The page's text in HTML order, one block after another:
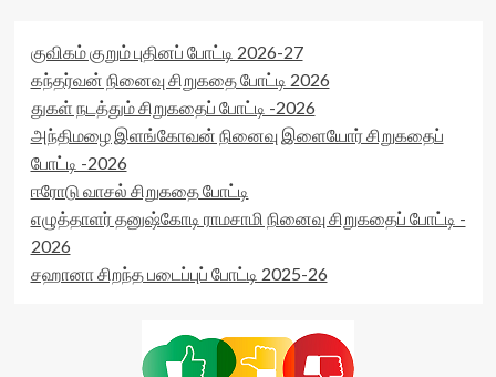
குவிகம் குறும் புதினப் போட்டி 2026-27
கந்தர்வன் நினைவு சிறுகதை போட்டி 2026
துகள் நடத்தும் சிறுகதைப் போட்டி -2026
அந்திமழை இளங்கோவன் நினைவு இளையோர் சிறுகதைப்
போட்டி -2026
ஈரோடு வாசல் சிறுகதை போட்டி
எழுத்தாளர் தனுஷ்கோடி ராமசாமி நினைவு சிறுகதைப் போட்டி -
2026
சஹானா சிறந்த படைப்புப் போட்டி 2025-26